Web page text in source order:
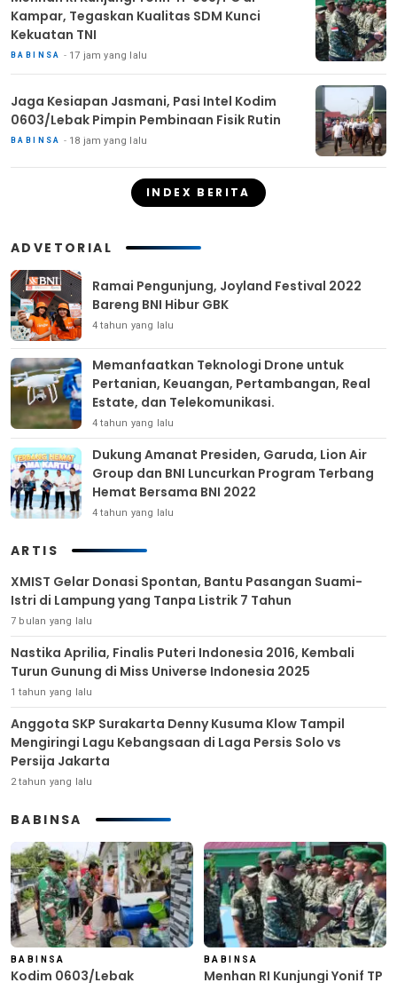
Kampar, Tegaskan Kualitas SDM Kunci
Kekuatan TNI
BABINSA 17 jam yang lalu
Jaga Kesiapan Jasmani, Pasi Intel Kodim
0603/Lebak Pimpin Pembinaan Fisik Rutin
BABINSA 18 jam yang lalu
INDEX BERITA
ADVETORIAL
Ramai Pengunjung, Joyland Festival 2022
Bareng BNI Hibur GBK
4 tahun yang lalu
Memanfaatkan Teknologi Drone untuk
Pertanian, Keuangan, Pertambangan, Real
Estate, dan Telekomunikasi.
4 tahun yang lalu
Dukung Amanat Presiden, Garuda, Lion Air
Group dan BNI Luncurkan Program Terbang
Hemat Bersama BNI 2022
4 tahun yang lalu
ARTIS
XMIST Gelar Donasi Spontan, Bantu Pasangan Suami-
Istri di Lampung yang Tanpa Listrik 7 Tahun
7 bulan yang lalu
Nastika Aprilia, Finalis Puteri Indonesia 2016, Kembali
Turun Gunung di Miss Universe Indonesia 2025
1 tahun yang lalu
Anggota SKP Surakarta Denny Kusuma Klow Tampil
Mengiringi Lagu Kebangsaan di Laga Persis Solo vs
Persija Jakarta
2 tahun yang lalu
BABINSA
BABINSA
Kodim 0603/Lebak
BABINSA
Menhan RI Kunjungi Yonif TP